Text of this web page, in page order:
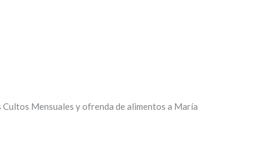
Mensuales y ofrenda de alimentos a María